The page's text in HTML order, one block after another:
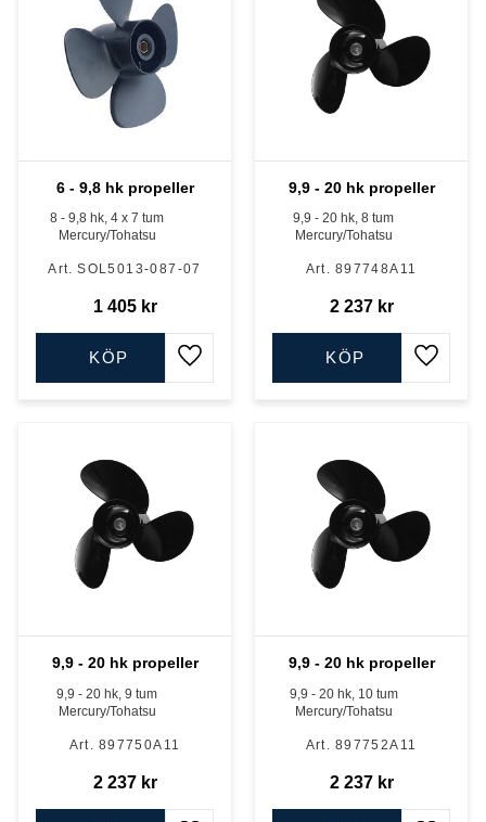
6 - 9,8 hk propeller
8 - 9,8 hk, 4 x 7 tum
Mercury/Tohatsu
SOL5013-087-07
1 405kr
Lägg till i favoriter
KÖP
9,9 - 20 hk propeller
9,9 - 20 hk, 8 tum
Mercury/Tohatsu
897748A11
2 237kr
Lägg
KÖP
9,9 - 20 hk propeller
9,9 - 20 hk, 9 tum
Mercury/Tohatsu
897750A11
2 237kr
9,9 - 20 hk propeller
9,9 - 20 hk, 10 tum
Mercury/Tohatsu
897752A11
2 237kr